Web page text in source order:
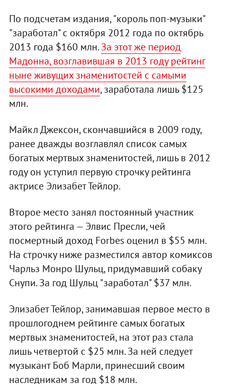
По подсчетам издания, "король поп-музыки"
"заработал" с октября 2012 года по октябрь
2013 года $160 млн.За этот же период
Мадонна, возглавившая в 2013 году рейтинг
ныне живущих знаменитостей с самыми
высокими доходами, заработала лишь $125
млн.
Майкл Джексон, скончавшийся в 2009 году,
ранее дважды возглавлял список самых
богатых мертвых знаменитостей, лишь в 2012
году он уступил первую строчку рейтинга
актрисе Элизабет Тейлор.
Второе место занял постоянный участник
этого рейтинга — Элвис Пресли, чей
посмертный доход Forbes оценил в $55 млн.
На строчку ниже разместился автор комиксов
Чарльз Монро Шульц, придумавший собаку
Снупи. За год Шульц "заработал" $37 млн.
Элизабет Тейлор, занимавшая первое место в
прошлогоднем рейтинге самых богатых
мертвых знаменитостей, на этот раз стала
лишь четвертой с $25 млн. За ней следует
музыкант Боб Марли, принесший своим
наследникам за год $18 млн.